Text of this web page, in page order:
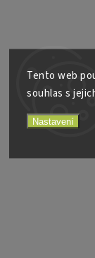
Tento web
souhlas s
Nastavení